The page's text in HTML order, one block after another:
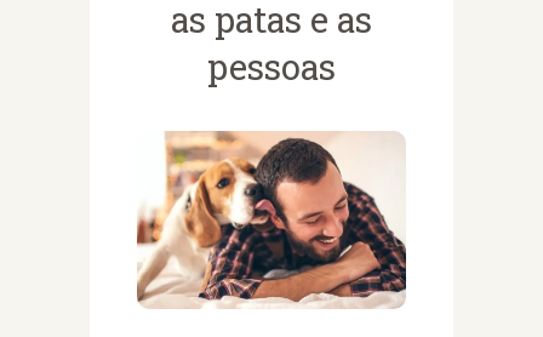
as patas e as
pessoas